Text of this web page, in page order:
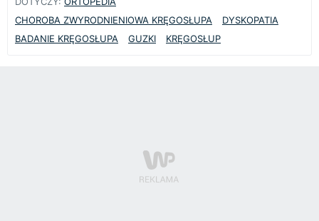
CHOROBA ZWYRODNIENIOWA KRĘGOSŁUPA
DYSKOPATIA
BADANIE KRĘGOSŁUPA
GUZKI KRĘGOSŁUP